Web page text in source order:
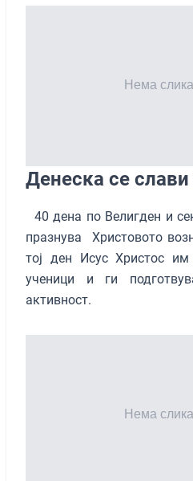
Денеска се
40 дена по Велигден и
празнува Христовото
тој ден Исус Христос им
ученици и ги
активност.